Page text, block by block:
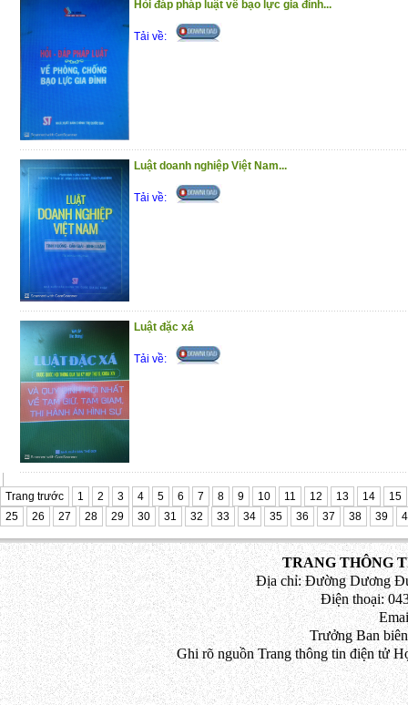
Hỏi đáp pháp luật về bạo lực gia đình...
Tải về:
Luật doanh nghiệp Việt Nam...
Tải về:
Luật đặc xá
Tải về:
Trang trước 1 2 3 4 5 6 7 8 9 10 11 12 13 14
15
25
26 27 28 29 30 31 32 33 34 35 36 37 38 39
TRANG THÔNG
Địa chỉ: Đường Dương
Điện thoại:
Trưởng Ban
Ghi rõ nguồn Trang thông tin điện tử